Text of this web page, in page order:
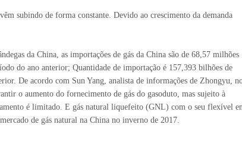
subindo de forma constante. Devido ao crescimento da demanda
da China, as importações de gás da China são de 68,57 milhões
do ano anterior; Quantidade de importação é 157,393 bilhões de
De acordo com Sun Yang, analista de informações de Zhongyu,
o aumento do fornecimento de gás do gasoduto, mas sujeito à
é limitado. E gás natural liquefeito (GNL) com o seu flexível
de gás natural na China no inverno de 2017.